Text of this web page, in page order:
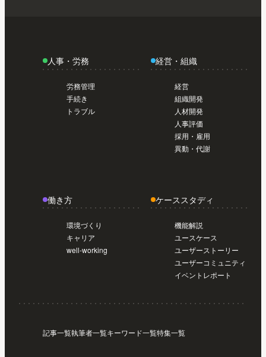
導入前準備編【初めてのSmartHR #02】
導入前準備編【初めてのSmartHR #02】
人事・労務
労務管理
手続き
トラブル
経営・組織
経営
組織開発
人材開発
人事評価
採用・雇用
異動・代謝
働き方
環境づくり
キャリア
well-working
ケーススタディ
機能解説
ユースケース
ユーザーストーリー
ユーザーコミュニティ
イベントレポート
記事一覧執筆者一覧キーワード一覧特集一覧